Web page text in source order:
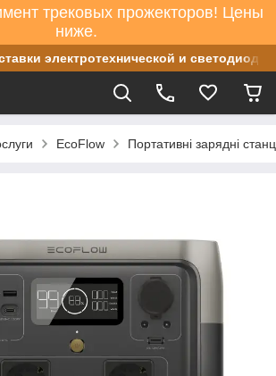
трековых прожекторов! Цены
ниже.
электротехнической и
EcoFlow Портативні зарядні